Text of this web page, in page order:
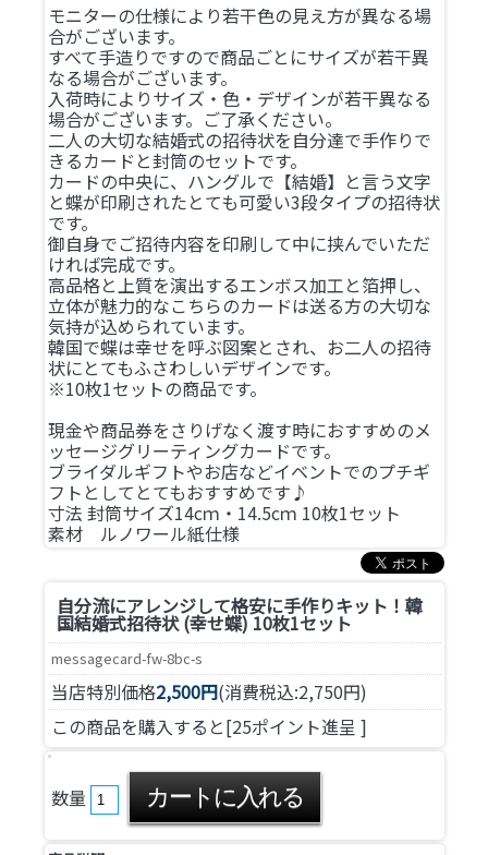
モニターの仕様により若干色の見え方が異なる場
合がございます。
すべて手造りですので商品ごとにサイズが若干異
なる場合がございます。
入荷時によりサイズ・色・デザインが若干異なる
場合がございます。ご了承ください。
二人の大切な結婚式の招待状を自分達で手作りで
きるカードと封筒のセットです。
カードの中央に、ハングルで【結婚】と言う文字
と蝶が印刷されたとても可愛い3段タイプの招待状
です。
御自身でご招待内容を印刷して中に挟んでいただ
ければ完成です。
高品格と上質を演出するエンボス加工と箔押し、
立体が魅力的なこちらのカードは送る方の大切な
気持が込められています。
韓国で蝶は幸せを呼ぶ図案とされ、お二人の招待
状にとてもふさわしいデザインです。
※10枚1セットの商品です。
現金や商品券をさりげなく渡す時におすすめのメ
ッセージグリーティングカードです。
ブライダルギフトやお店などイベントでのプチギ
フトとしてとてもおすすめです♪
寸法 封筒サイズ14cｍ・14.5cｍ 10枚1セット
素材 ルノワール紙仕様
自分流にアレンジして格安に手作りキット！ 韓
国結婚式招待状 (幸せ蝶) 10枚1セット
messagecard-fw-8bc-s
当店特別価格2,500円(消費税込:2,750円)
この商品を購入すると[25ポイント進呈 ]
数量